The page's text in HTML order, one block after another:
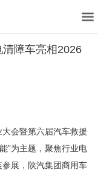
障车亮相2026
会暨第六届汽车救援
”为主题，聚焦行业电
展，陕汽集团商用车